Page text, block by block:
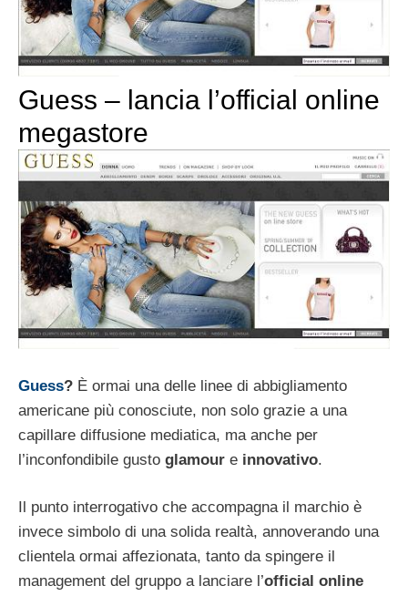
Guess – lancia l’official online
megastore
Guess? È ormai una delle linee di abbigliamento
americane più conosciute, non solo grazie a una
capillare diffusione mediatica, ma anche per
l’inconfondibile gusto glamour e innovativo.
Il punto interrogativo che accompagna il marchio è
invece simbolo di una solida realtà, annoverando una
clientela ormai affezionata, tanto da spingere il
management del gruppo a lanciare l’official online